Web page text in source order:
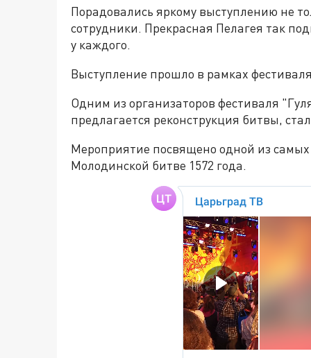
Порадовались яркому выступлению не
сотрудники. Прекрасная Пелагея так
у каждого.
Выступление прошло в рамках
Одним из организаторов фестиваля
предлагается реконструкция битвы,
Мероприятие посвящено одной из
Молодинской битве 1572 года.